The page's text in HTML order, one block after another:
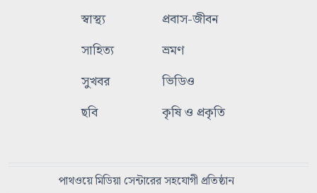
স্বাস্থ্য
প্রবাস-জীবন
সাহিত্য
ভ্রমণ
সুখবর
ভিডিও
ছবি
কৃষি ও প্রকৃতি
পাথওয়ে মিডিয়া সেন্টারের সহযোগী প্রতিষ্ঠান